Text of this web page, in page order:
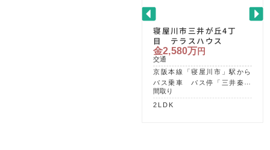
寝屋川市三井が丘4丁
目 テラスハウス
金2,580万円
交通
京阪本線「寝屋川市」駅から
バス乗車 バス停「三井秦団
地」徒歩約3分
間取り
2LDK